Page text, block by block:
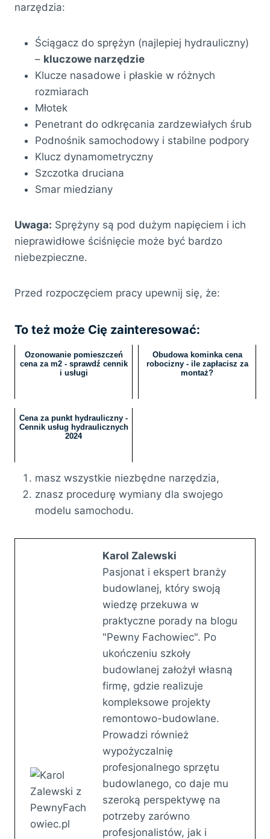
narzędzia:
Ściągacz do sprężyn (najlepiej hydrauliczny)
– kluczowe narzędzie
Klucze nasadowe i płaskie w różnych
rozmiarach
Młotek
Penetrant do odkręcania zardzewiałych śrub
Podnośnik samochodowy i stabilne podpory
Klucz dynamometryczny
Szczotka druciana
Smar miedziany
Uwaga: Sprężyny są pod dużym napięciem i ich
nieprawidłowe ściśnięcie może być bardzo
niebezpieczne.
Przed rozpoczęciem pracy upewnij się, że:
To też może Cię zainteresować:
Ozonowanie pomieszczeń
cena za m2 - sprawdź cennik
i usługi
Obudowa kominka cena
robocizny - ile zapłacisz za
montaż?
Cena za punkt hydrauliczny -
Cennik usług hydraulicznych
2024
masz wszystkie niezbędne narzędzia,
znasz procedurę wymiany dla swojego
modelu samochodu.
Karol Zalewski
Pasjonat i ekspert branży
budowlanej, który swoją
wiedzę przekuwa w
praktyczne porady na blogu
"Pewny Fachowiec". Po
ukończeniu szkoły
budowlanej założył własną
firmę, gdzie realizuje
kompleksowe projekty
remontowo-budowlane.
Prowadzi również
wypożyczalnię
profesjonalnego sprzętu
budowlanego, co daje mu
szeroką perspektywę na
potrzeby zarówno
profesjonalistów, jak i